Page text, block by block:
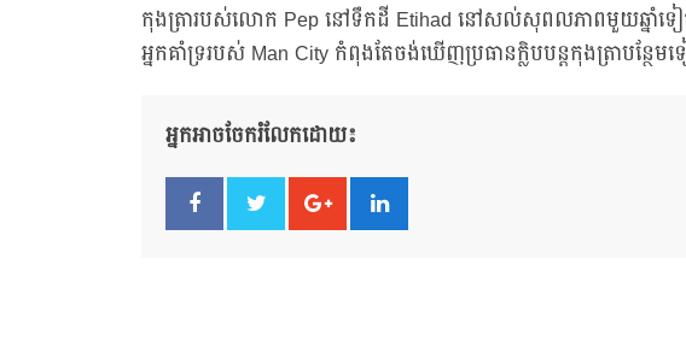
កុងត្រារបស់លោក Pep នៅទឹកដី Etihad នៅសល់សុពលភាពមួយឆ្នាំទ
អ្នកគាំទ្ររបស់ Man City កំពុងតែចង់ឃើញប្រធានក្លិបបន្តកុងត្រាបន្
អ្នកអាចចែករំលែកដោយ៖